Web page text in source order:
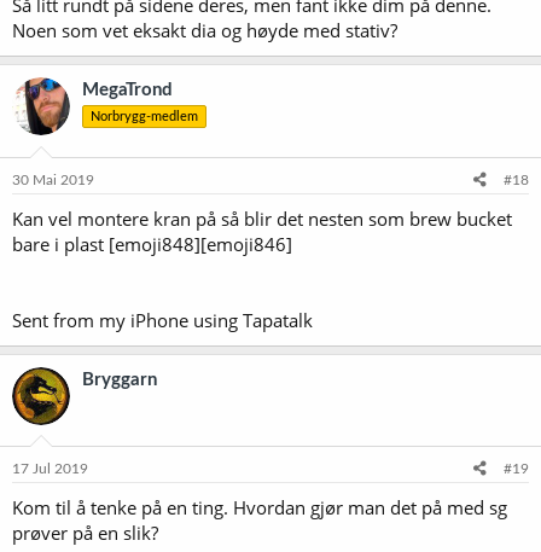
Så litt rundt på sidene deres, men fant ikke dim på denne.
Noen som vet eksakt dia og høyde med stativ?
MegaTrond
Norbrygg-medlem
30 Mai 2019 #18
Kan vel montere kran på så blir det nesten som brew bucket
bare i plast [emoji848][emoji846]
Sent from my iPhone using Tapatalk
Bryggarn
17 Jul 2019 #19
Kom til å tenke på en ting. Hvordan gjør man det på med sg
prøver på en slik?